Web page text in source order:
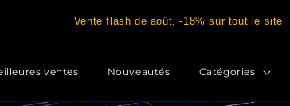
Vente flash de août, -18% sur tout le site
ventes Nouveautés Catégories